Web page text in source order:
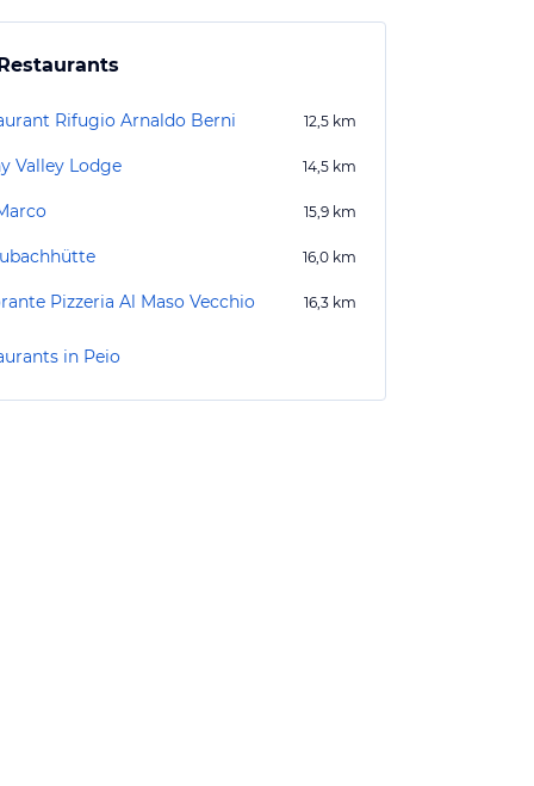
Rifugio Arnaldo Berni 12,5 km
Valley Lodge 14,5 km
15,9 km
16,0 km
Pizzeria Al Maso Vecchio 16,3 km
in Peio